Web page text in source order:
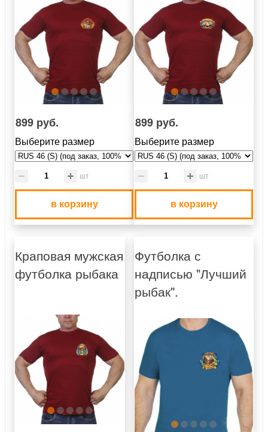
899 руб.
Выберите размер
шт
в корзину
899 руб.
Выберите размер
шт
в корзину
Краповая мужская
футболка рыбака
Футболка с
надписью "Лучший
рыбак".